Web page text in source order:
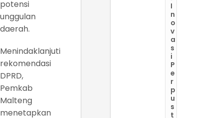
potensi
unggulan
daerah.
Menindaklanjuti
rekomendasi
DPRD,
Pemkab
Malteng
menetapkan
I
n
o
v
a
s
i
P
e
r
p
u
s
t